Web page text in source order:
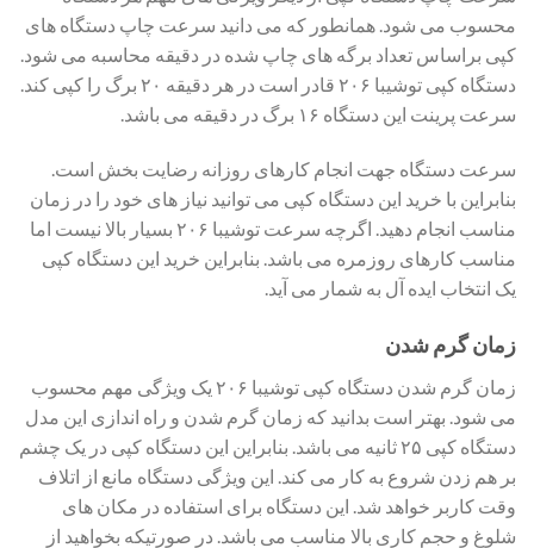
محسوب می شود. همانطور که می دانید سرعت چاپ دستگاه های
کپی براساس تعداد برگه های چاپ شده در دقیقه محاسبه می شود.
دستگاه کپی توشیبا ۲۰۶ قادر است در هر دقیقه ۲۰ برگ را کپی کند.
سرعت پرینت این دستگاه ۱۶ برگ در دقیقه می باشد.
سرعت دستگاه جهت انجام کارهای روزانه رضایت بخش است.
بنابراین با خرید این دستگاه کپی می توانید نیاز های خود را در زمان
مناسب انجام دهید. اگرچه سرعت توشیبا ۲۰۶ بسیار بالا نیست اما
مناسب کارهای روزمره می باشد. بنابراین خرید این دستگاه کپی
یک انتخاب ایده آل به شمار می آید.
زمان گرم شدن
زمان گرم شدن دستگاه کپی توشیبا ۲۰۶ یک ویژگی مهم محسوب
می شود. بهتر است بدانید که زمان گرم شدن و راه اندازی این مدل
دستگاه کپی ۲۵ ثانیه می باشد. بنابراین این دستگاه کپی در یک چشم
بر هم زدن شروع به کار می کند. این ویژگی دستگاه مانع از اتلاف
وقت کاربر خواهد شد. این دستگاه برای استفاده در مکان های
شلوغ و حجم کاری بالا مناسب می باشد. در صورتیکه بخواهید از